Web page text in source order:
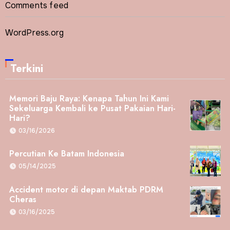
Comments feed
WordPress.org
Terkini
Memori Baju Raya: Kenapa Tahun Ini Kami
Sekeluarga Kembali ke Pusat Pakaian Hari-
Hari?
03/16/2026
Percutian Ke Batam Indonesia
05/14/2025
Accident motor di depan Maktab PDRM
Cheras
03/16/2025